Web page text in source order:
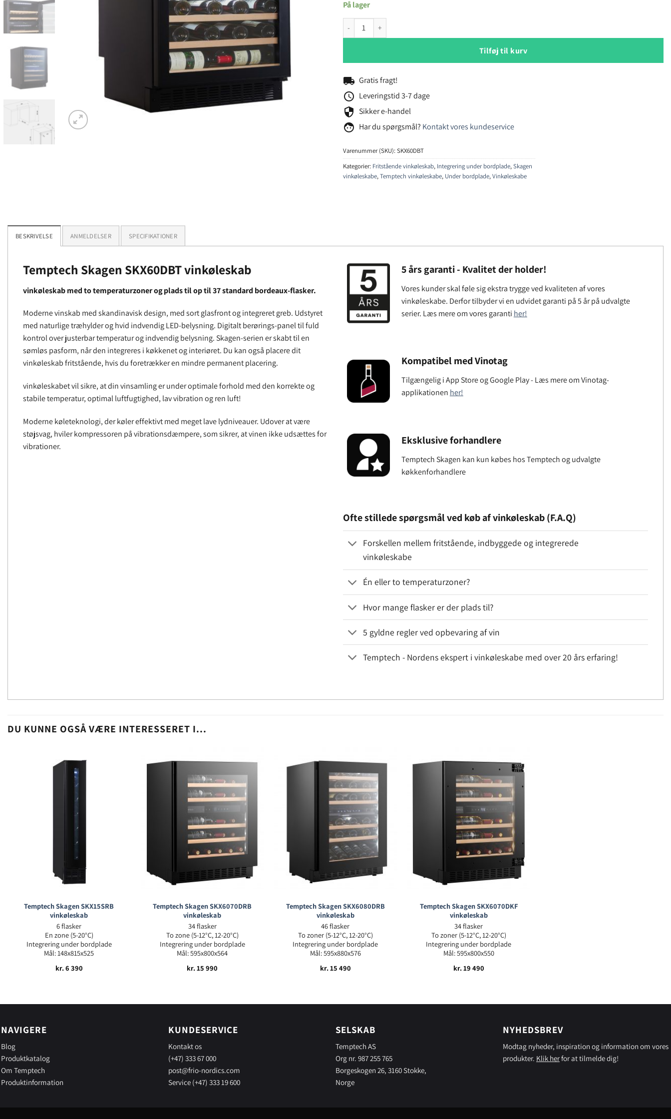
På lager
Temptech Skagen SKX60DBT vinkøleskab antal
Tilføj til kurv
local_shipping Gratis fragt!
schedule Leveringstid 3-7 dage
security Sikker e-handel
face Har du spørgsmål? Kontakt vores kundeservice
Varenummer (SKU):SKX60DBT
Kategorier: Fritstående vinkøleskab, Integrering under bordplade,Skagen
vinkøleskabe,Temptech vinkøleskabe, Under bordplade,Vinkøleskabe
BESKRIVELSE ANMELDELSER SPECIFIKATIONER
Temptech Skagen SKX60DBT vinkøleskab
vinkøleskab med to temperaturzoner og plads til op til 37 standard bordeaux-flasker.
Moderne vinskab med skandinavisk design, med sort glasfront og integreret greb. Udstyret
med naturlige træhylder og hvid indvendig LED-belysning. Digitalt berørings-panel til fuld
kontrol over justerbar temperatur og indvendig belysning. Skagen-serien er skabt til en
sømløs pasform, når den integreres i køkkenet og interiøret. Du kan også placere dit
vinkøleskab fritstående, hvis du foretrækker en mindre permanent placering.
vinkøleskabet vil sikre, at din vinsamling er under optimale forhold med den korrekte og
stabile temperatur, optimal luftfugtighed, lav vibration og ren luft!
Moderne køleteknologi, der køler effektivt med meget lave lydniveauer. Udover at være
støjsvag, hviler kompressoren på vibrationsdæmpere, som sikrer, at vinen ikke udsættes for
vibrationer.
5 års garanti - Kvalitet der holder!
Vores kunder skal føle sig ekstra trygge ved kvaliteten af ​​vores
vinkøleskabe. Derfor tilbyder vi en udvidet garanti på 5 år på udvalgte
serier. Læs mere om vores garanti her!
Kompatibel med Vinotag
Tilgængelig i App Store og Google Play - Læs mere om Vinotag-
applikationen her!
Eksklusive forhandlere
Temptech Skagen kan kun købes hos Temptech og udvalgte
køkkenforhandlere
Ofte stillede spørgsmål ved køb af vinkøleskab (F.A.Q)
Forskellen mellem fritstående, indbyggede og integrerede
vinkøleskabe
Én eller to temperaturzoner?
Hvor mange flasker er der plads til?
5 gyldne regler ved opbevaring af vin
Temptech - Nordens ekspert i vinkøleskabe med over 20 års erfaring!
DU KUNNE OGSÅ VÆRE INTERESSERET I...
Temptech Skagen SKX15SRB
vinkøleskab
6 flasker
En zone (5-20°C)
Integrering under bordplade
Mål: 148x815x525
kr.6 390
Temptech Skagen SKX6070DRB
vinkøleskab
34 flasker
To zone (5-12°C, 12-20°C)
Integrering under bordplade
Mål: 595x800x564
kr.15 990
Temptech Skagen SKX6080DRB
vinkøleskab
46 flasker
To zoner (5-12°C, 12-20°C)
Integrering under bordplade
Mål: 595x880x576
kr.15 490
Temptech Skagen SKX6070DKF
vinkøleskab
34 flasker
To zoner (5-12°C, 12-20°C)
Integrering under bordplade
Mål: 595x800x550
kr.19 490
NAVIGERE
Blog
Produktkatalog
Om Temptech
Produktinformation
KUNDESERVICE
Kontakt os
(+47) 333 67 000
post@frio-nordics.com
Service (+47) 333 19 600
SELSKAB
Temptech AS
Org nr. 987 255 765
Borgeskogen 26, 3160 Stokke,
Norge
NYHEDSBREV
Modtag nyheder, inspiration og information om vores
produkter. Klik herfor at tilmelde dig!